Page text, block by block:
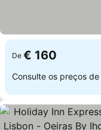
De € 160
Consulte os preços de